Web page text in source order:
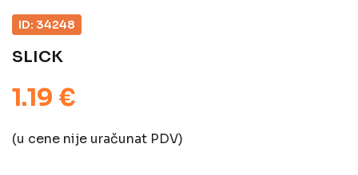
ID: 34248
SLICK
1.19 €
(u cene nije uračunat PDV)